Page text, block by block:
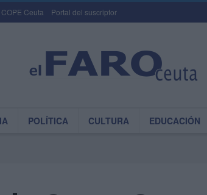
COPE Ceuta Portal del suscriptor
POLÍTICA CULTURA EDUCACIÓN